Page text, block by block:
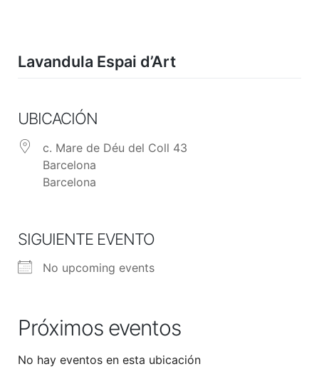
Lavandula Espai d’Art
UBICACIÓN
c. Mare de Déu del Coll 43
Barcelona
Barcelona
SIGUIENTE EVENTO
No upcoming events
Próximos eventos
No hay eventos en esta ubicación